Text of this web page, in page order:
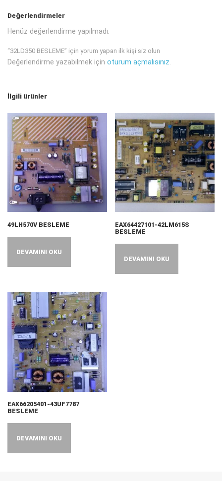
Değerlendirmeler
Henüz değerlendirme yapılmadı.
“32LD350 BESLEME” için yorum yapan ilk kişi siz olun
Değerlendirme yazabilmek için oturum açmalısınız
İlgili ürünler
49LH570V BESLEME
DEVAMINI OKU
EAX64427101-42LM615S
BESLEME
DEVAMINI OKU
EAX66205401-43UF7787
BESLEME
DEVAMINI OKU